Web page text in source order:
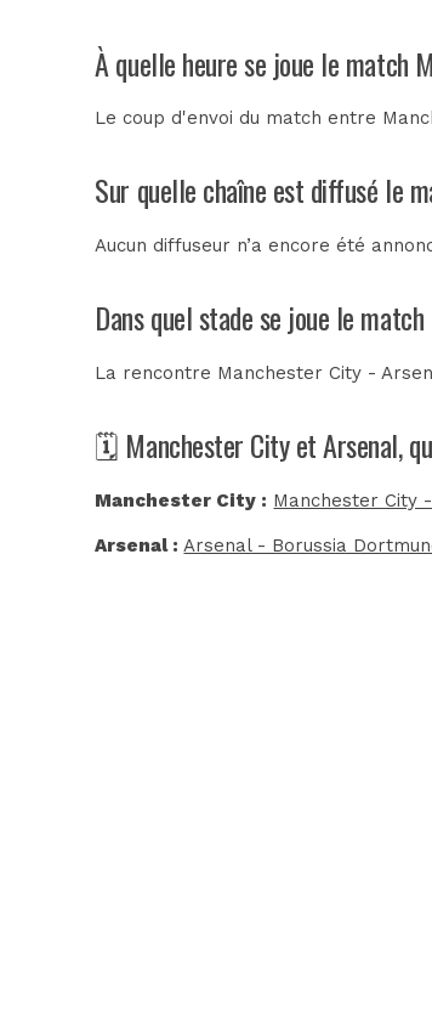
À quelle heure se joue le match
Le coup d'envoi du match entre
Sur quelle chaîne est diffusé le
Aucun diffuseur n’a encore été
Dans quel stade se joue le
La rencontre Manchester City -
🗓️ Manchester City et Arsenal,
Manchester City : Manchester City
Arsenal : Arsenal - Borussia